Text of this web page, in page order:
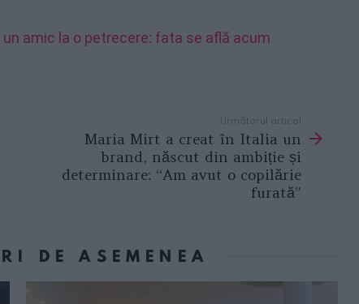
amic la o petrecere: fata se află acum
Următorul articol
Maria Mirt a creat în Italia un
brand, născut din ambiție și
determinare: “Am avut o copilărie
furată”
DE ASEMENEA